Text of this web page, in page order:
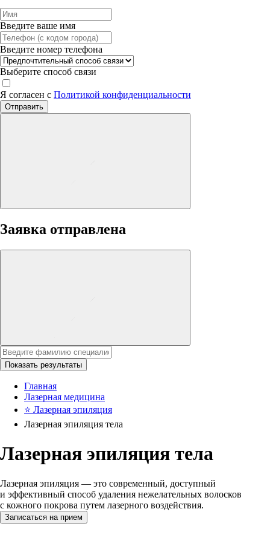
Введите ваше имя
Введите номер телефона
Выберите способ связи
Я согласен с Политикой конфиденциальности
Отправить
Заявка отправлена
Показать результаты
Главная
Лазерная медицина
⭐ Лазерная эпиляция
Лазерная эпиляция тела
Лазерная эпиляция тела
Лазерная эпиляция — это современный, доступный
и эффективный способ удаления нежелательных волосков
с кожного покрова путем лазерного воздействия.
Записаться на прием